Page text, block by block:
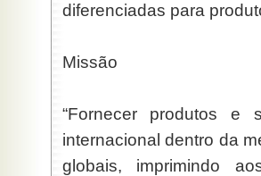
diferenciadas para
Missão
“Fornecer produtos e
internacional dentro da
globais, imprimindo